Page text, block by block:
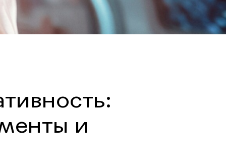
и